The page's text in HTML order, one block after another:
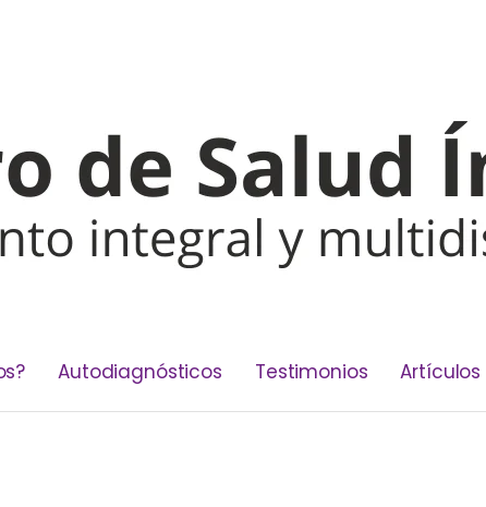
Autodiagnósticos Testimonios Artículos